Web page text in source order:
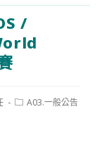
/
PostA03.一般公告